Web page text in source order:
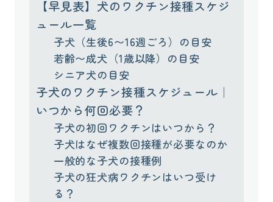
【早見表】犬のワクチン接種スケジ
ュール一覧
子犬（生後6〜16週ごろ）の目安
若齢〜成犬（1歳以降）の目安
シニア犬の目安
子犬のワクチン接種スケジュール｜
いつから何回必要？
子犬の初回ワクチンはいつから？
子犬はなぜ複数回接種が必要なのか
一般的な子犬の接種例
子犬の狂犬病ワクチンはいつ受け
る？